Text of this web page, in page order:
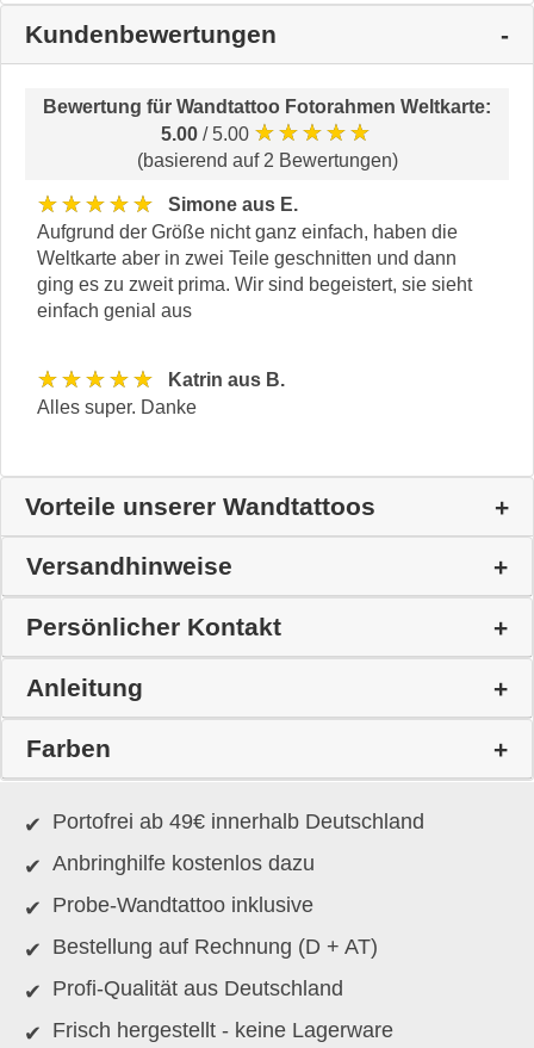
Kundenbewertungen
Bewertung für Wandtattoo Fotorahmen Weltkarte:
5.00 / 5.00 ★★★★★
(basierend auf 2 Bewertungen)
★★★★★
Simone aus E.
Aufgrund der Größe nicht ganz einfach, haben die
Weltkarte aber in zwei Teile geschnitten und dann
ging es zu zweit prima. Wir sind begeistert, sie sieht
einfach genial aus
★★★★★
Katrin aus B.
Alles super. Danke
Vorteile unserer Wandtattoos
Versandhinweise
Persönlicher Kontakt
Anleitung
Farben
Portofrei ab 49€ innerhalb Deutschland
Anbringhilfe kostenlos dazu
Probe-Wandtattoo inklusive
Bestellung auf Rechnung (D + AT)
Profi-Qualität aus Deutschland
Frisch hergestellt - keine Lagerware